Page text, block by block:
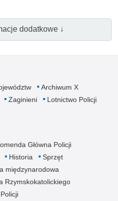
dodatkowe ↓
Archiwum X
Zaginieni
Lotnictwo Policji
Główna Policji
Historia
Sprzęt
międzynarodowa
Rzymskokatolickiego